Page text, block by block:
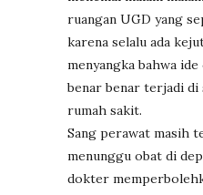
ruangan UGD yang
karena selalu ada
menyangka bahwa
benar benar terjadi di
rumah sakit.
Sang perawat masih
menunggu obat di
dokter